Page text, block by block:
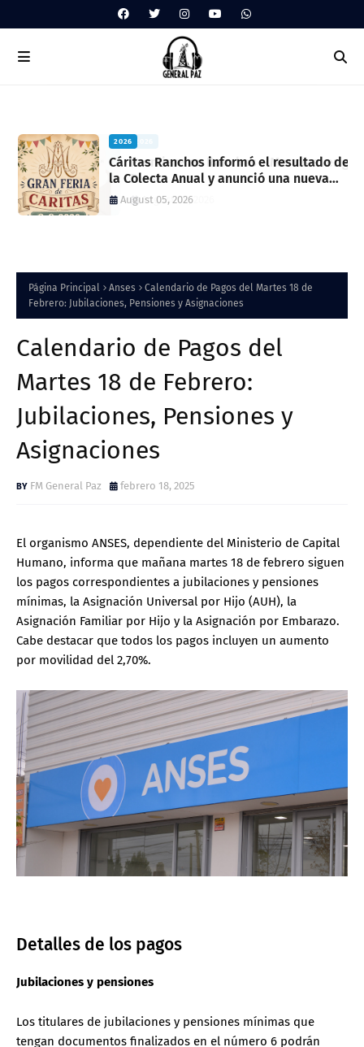
2026
Cáritas Ranchos informó el resultado de
la Colecta Anual y anunció una nueva
feria solidaria
August 05, 2026
Página Principal Anses
Calendario de Pagos del Martes 18 de
Febrero: Jubilaciones, Pensiones y Asignaciones
Calendario de Pagos del
Martes 18 de Febrero:
Jubilaciones, Pensiones y
Asignaciones
FM General Paz febrero 18, 2025
El organismo ANSES, dependiente del Ministerio de Capital
Humano, informa que mañana martes 18 de febrero siguen
los pagos correspondientes a jubilaciones y pensiones
mínimas, la Asignación Universal por Hijo (AUH), la
Asignación Familiar por Hijo y la Asignación por Embarazo.
Cabe destacar que todos los pagos incluyen un aumento
por movilidad del 2,70%.
Detalles de los pagos
Jubilaciones y pensiones
Los titulares de jubilaciones y pensiones mínimas que
tengan documentos finalizados en el número 6 podrán